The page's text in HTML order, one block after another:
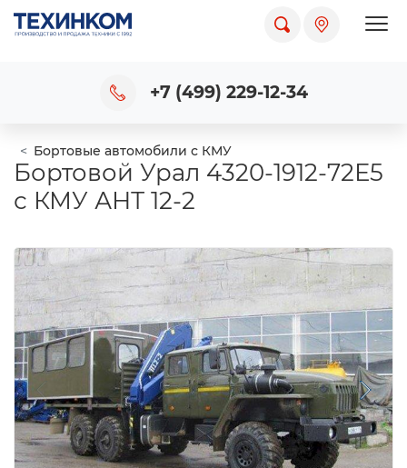
+7 (499) 229-12-34
Бортовые автомобили с КМУ
Бортовой Урал 4320-1912-72Е5
с КМУ АНТ 12-2